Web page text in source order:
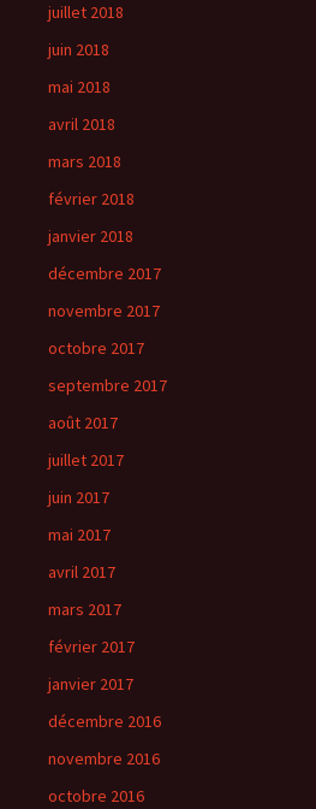
juillet 2018
juin 2018
mai 2018
avril 2018
mars 2018
février 2018
janvier 2018
décembre 2017
novembre 2017
octobre 2017
septembre 2017
août 2017
juillet 2017
juin 2017
mai 2017
avril 2017
mars 2017
février 2017
janvier 2017
décembre 2016
novembre 2016
octobre 2016